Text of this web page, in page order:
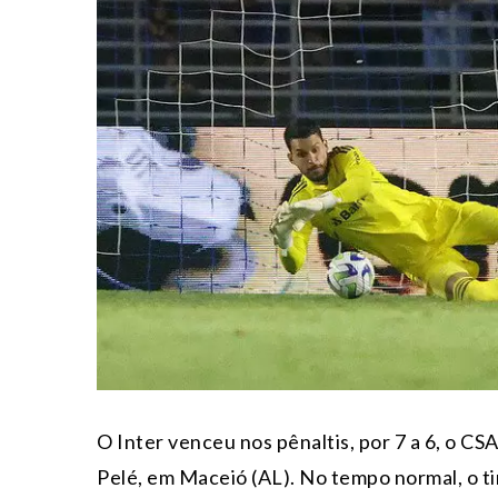
O Inter venceu nos pênaltis, por 7 a 6, o
Pelé, em Maceió (AL). No tempo normal, o